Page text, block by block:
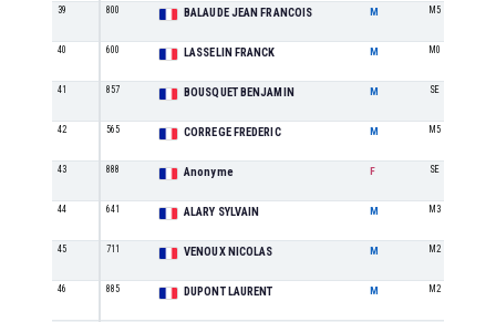
39 800 BALAUDE JEAN FRANCOIS M M5
40 600 LASSELIN FRANCK M M0
41 857 BOUSQUET BENJAMIN M SE
42 565 CORREGE FREDERIC M M5
43 888 Anonyme F SE
44 641 ALARY SYLVAIN M M3
45 711 VENOUX NICOLAS M M2
46 885 DUPONT LAURENT M M2